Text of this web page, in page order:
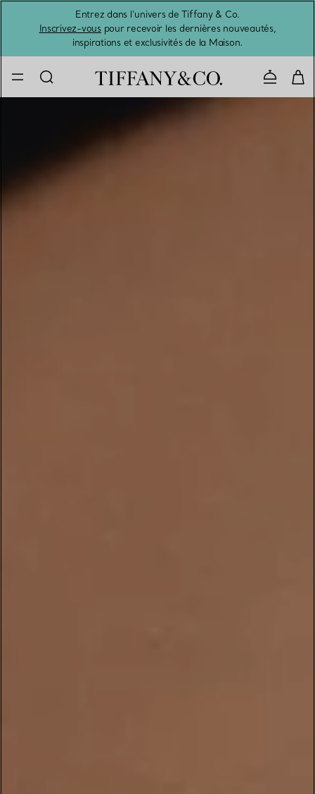
Entrez dans l’univers de Tiffany & Co.
Inscrivez-vouspour recevoir les dernières nouveautés,
inspirations et exclusivités de la Maison.